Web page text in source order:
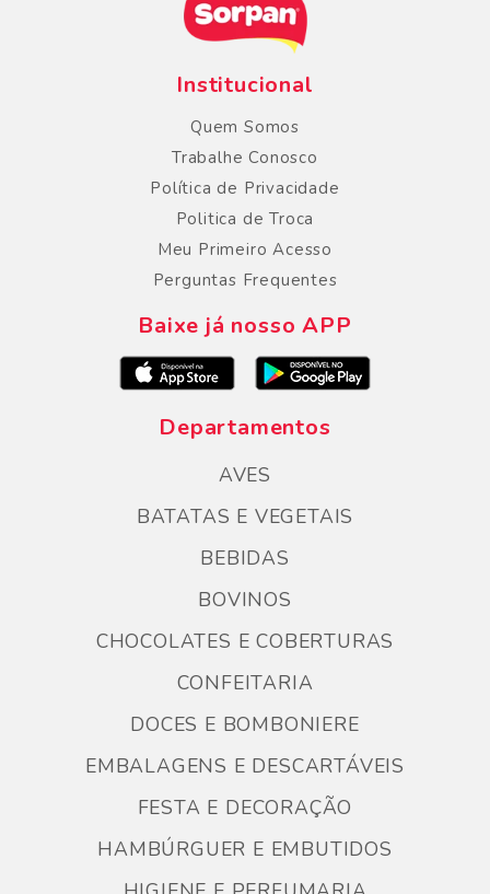
Institucional
Quem Somos
Trabalhe Conosco
Política de Privacidade
Politica de Troca
Meu Primeiro Acesso
Perguntas Frequentes
Baixe já nosso APP
Departamentos
AVES
BATATAS E VEGETAIS
BEBIDAS
BOVINOS
CHOCOLATES E COBERTURAS
CONFEITARIA
DOCES E BOMBONIERE
EMBALAGENS E DESCARTÁVEIS
FESTA E DECORAÇÃO
HAMBÚRGUER E EMBUTIDOS